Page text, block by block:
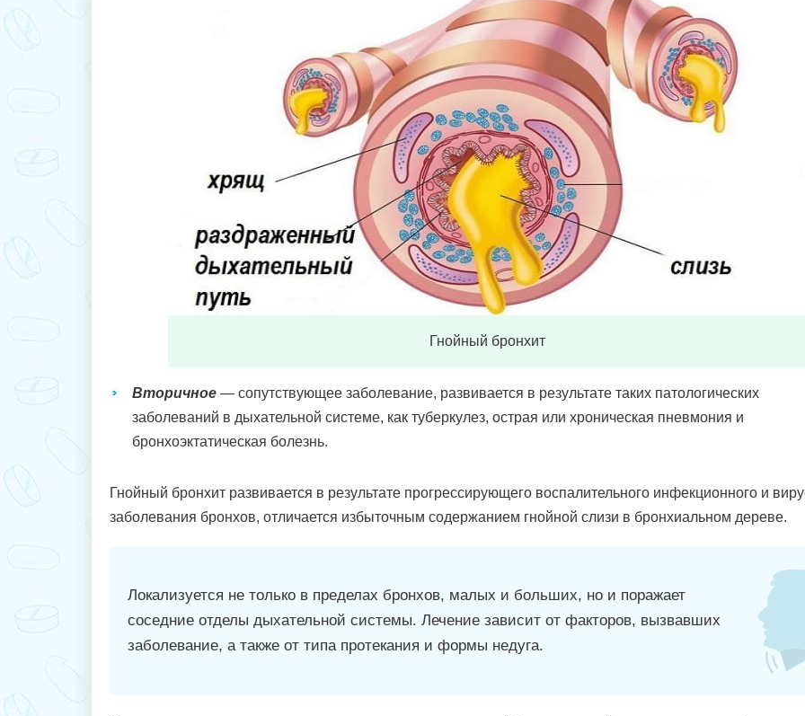
Гнойный бронхит
Вторичное — сопутствующее заболевание, развивается в результате таких патологических
заболеваний в дыхательной системе, как туберкулез, острая или хроническая пневмония и
бронхоэктатическая болезнь.
Гнойный бронхит развивается в результате прогрессирующего воспалительного инфекционного и
заболевания бронхов, отличается избыточным содержанием гнойной слизи в бронхиальном дереве.
Локализуется не только в пределах бронхов, малых и больших, но и поражает
соседние отделы дыхательной системы. Лечение зависит от факторов, вызвавших
заболевание, а также от типа протекания и формы недуга.